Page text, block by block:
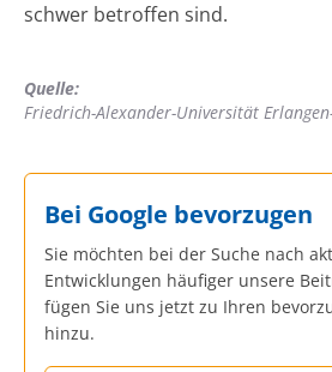
schwer betroffen sind.
Quelle:
Friedrich-Alexander-Universität
Bei Google bevorzugen
Sie möchten bei der Suche nach
Entwicklungen häufiger unsere
fügen Sie uns jetzt zu Ihren
hinzu.